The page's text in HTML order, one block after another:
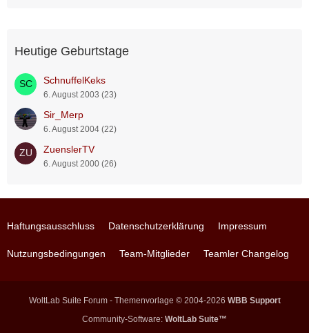
Heutige Geburtstage
SchnuffelKeks
6. August 2003 (23)
Sir_Merp
6. August 2004 (22)
ZuenslerTV
6. August 2000 (26)
Haftungsausschluss Datenschutzerklärung Impressum
Nutzungsbedingungen Team-Mitglieder Teamler Changelog
WoltLab Suite Forum - Themenvorlage © 2004-2026 WBB Support
Community-Software: WoltLab Suite™